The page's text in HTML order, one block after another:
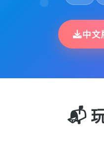
中文
📬